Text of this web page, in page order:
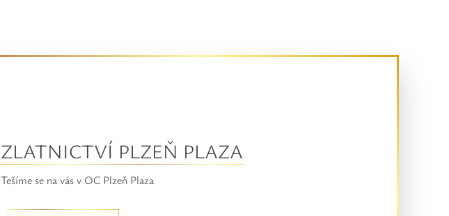
ZLATNICTVÍ PLZEŇ PLAZA
Tešíme se na vás v OC Plzeň Plaza